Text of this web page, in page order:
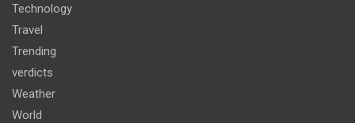
Technology
Travel
Trending
verdicts
Weather
World